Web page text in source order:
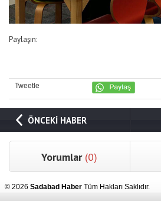
Paylaşın:
Tweetle
ÖNCEKİ HABER
Yorumlar (0)
© 2026 Sadabad Haber Tüm Hakları Saklıdır.